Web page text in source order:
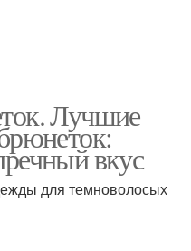
Лучшие
вкус
для темноволосых